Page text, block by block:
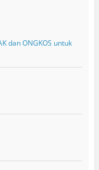
dan ONGKOS untuk